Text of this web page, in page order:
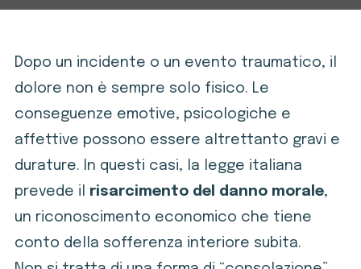
Dopo un incidente o un evento traumatico, il
dolore non è sempre solo fisico. Le
conseguenze emotive, psicologiche e
affettive possono essere altrettanto gravi e
durature. In questi casi, la legge italiana
prevede il risarcimento del danno morale,
un riconoscimento economico che tiene
conto della sofferenza interiore subita.